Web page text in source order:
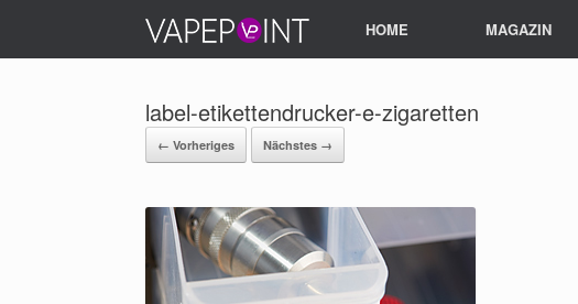
HOME MAGAZIN
label-etikettendrucker-e-zigaretten
← Vorheriges Nächstes →